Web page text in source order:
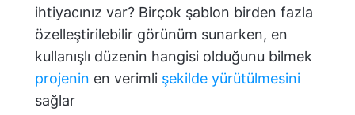
ihtiyacınız var? Birçok şablon birden fazla
özelleştirilebilir görünüm sunarken, en
kullanışlı düzenin hangisi olduğunu bilmek
projenin en verimli şekilde yürütülmesini
sağlar